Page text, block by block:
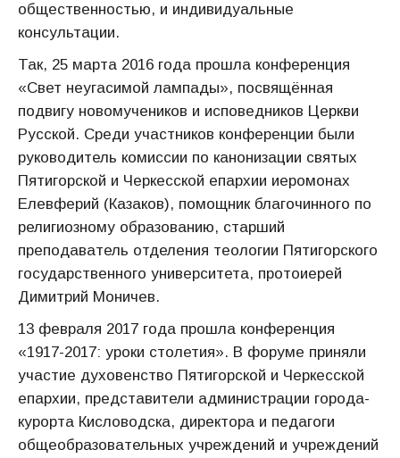
общественностью, и индивидуальные
консультации.
Так, 25 марта 2016 года прошла конференция
«Свет неугасимой лампады», посвящённая
подвигу новомучеников и исповедников Церкви
Русской. Среди участников конференции были
руководитель комиссии по канонизации святых
Пятигорской и Черкесской епархии иеромонах
Елевферий (Казаков), помощник благочинного по
религиозному образованию, старший
преподаватель отделения теологии Пятигорского
государственного университета, протоиерей
Димитрий Моничев.
13 февраля 2017 года прошла конференция
«1917-2017: уроки столетия». В форуме приняли
участие духовенство Пятигорской и Черкесской
епархии, представители администрации города-
курорта Кисловодска, директора и педагоги
общеобразовательных учреждений и учреждений